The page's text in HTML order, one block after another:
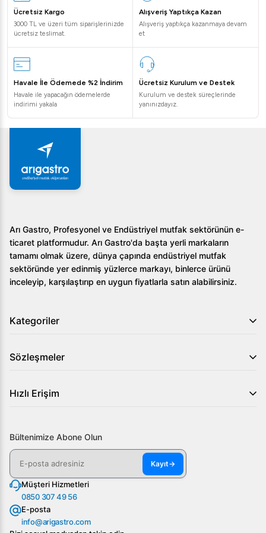
Öztiryakiler Gastronorm Tepsi, mutfakta ihtiyaç duyulan
her detayı düşünerek tasarlanmıştır. Profesyonel
kullanılabilir. Şimdi Arıgastro'dan temin ederek, işinizi bir
üst seviyeye taşıyabilirsiniz!
Ücretsiz Kargo
3000 TL ve üzeri tüm siparişlerinizde
ücretsiz teslimat.
Alışveriş Yaptıkça Kazan
Alışveriş yaptıkça kazanmaya devam
et
Havale İle Ödemede %2 İndirim
Havale ile yapacağın ödemelerde
indirimi yakala
Ücretsiz Kurulum ve Destek
Kurulum ve destek süreçlerinde
yanınızdayız.
Arı Gastro, Profesyonel ve Endüstriyel mutfak sektörünün e-
ticaret platformudur. Arı Gastro'da başta yerli markaların
tamamı olmak üzere, dünya çapında endüstriyel mutfak
sektöründe yer edinmiş yüzlerce markayı, binlerce ürünü
inceleyip, karşılaştırıp en uygun fiyatlarla satın alabilirsiniz.
Kategoriler
Sözleşmeler
Hızlı Erişim
Bültenimize Abone Olun
Kayıt→
Müşteri Hizmetleri
0850 307 49 56
E-posta
info@arigastro.com